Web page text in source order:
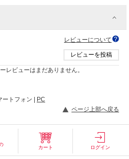
レビューについて
レビューを投稿
レビューはまだありません。
ートフォン |
PC
ページ上部へ戻る
カート ログイン